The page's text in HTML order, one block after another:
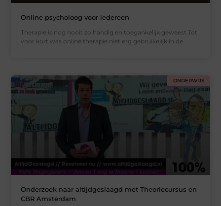
Online psycholoog voor iedereen
Therapie is nog nooit zo handig en toegankelijk geweest Tot
voor kort was online therapie niet erg gebruikelijk in de
ONDERWIJS
Onderzoek naar altijdgeslaagd met Theoriecursus en
CBR Amsterdam